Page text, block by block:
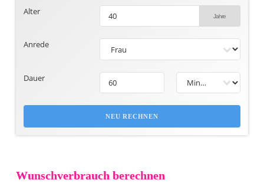
Alter
Anrede
Dauer
NEU RECHNEN
Wunschverbrauch berechnen